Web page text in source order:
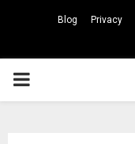
Blog Privacy
PRIMARY